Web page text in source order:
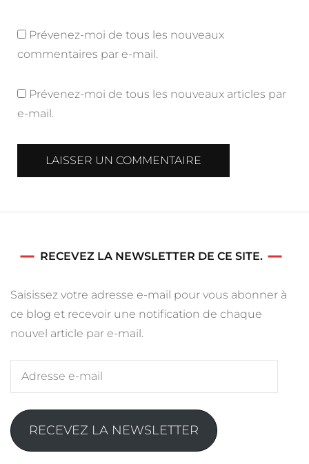
Prévenez-moi de tous les nouveaux
commentaires par e-mail.
Prévenez-moi de tous les nouveaux articles par
e-mail.
RECEVEZ LA NEWSLETTER DE CE SITE.
Saisissez votre adresse e-mail pour vous abonner à
ce blog et recevoir une notification de chaque
nouvel article par e-mail.
mail
RECEVEZ LA NEWSLETTER